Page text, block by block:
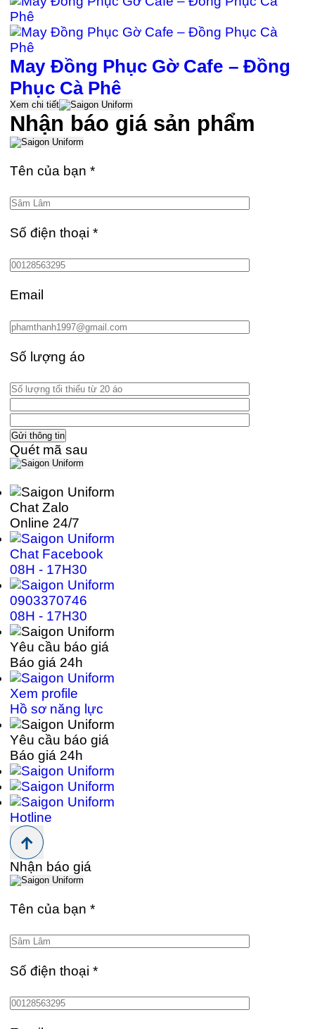
May Đồng Phục Gờ Cafe – Đồng
Phục Cà Phê
Xem chi tiết
Nhận báo giá sản phẩm
Tên của bạn*
Số điện thoại*
Email
Số lượng áo
Quét mã sau
Chat Zalo
Online 24/7
Chat Facebook
08H - 17H30
0903370746
08H - 17H30
Yêu cầu báo giá
Báo giá 24h
Xem profile
Hồ sơ năng lực
Yêu cầu báo giá
Báo giá 24h
Hotline
Nhận báo giá
Tên của bạn*
Số điện thoại*